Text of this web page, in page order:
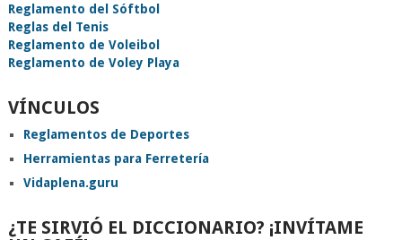
Reglamento del Sóftbol
Reglas del Tenis
Reglamento de Voleibol
Reglamento de Voley Playa
VÍNCULOS
Reglamentos de Deportes
Herramientas para Ferretería
Vidaplena.guru
¿TE SIRVIÓ EL DICCIONARIO? ¡INVÍTAME